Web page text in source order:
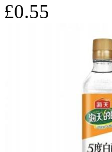
£0.55